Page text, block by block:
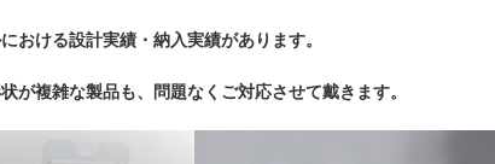
おける設計実績・納入実績があります。
が複雑な製品も、問題なくご対応させて戴きます。